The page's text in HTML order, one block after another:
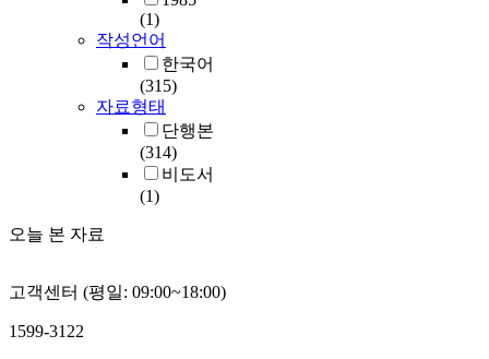
(1)
작성언어
한국어
(315)
자료형태
단행본
(314)
비도서
(1)
오늘 본 자료
고객센터 (평일: 09:00~18:00)
1599-3122